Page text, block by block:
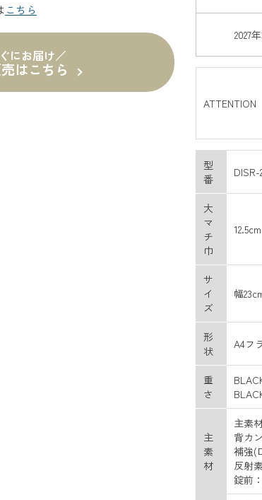
こちら
にお届け／
はこちら
2027
ATTENTION
型
番
DISR-
大
マ
チ
巾
12.5cm
サ
イ
ズ
幅
形
状
A4フ
重
さ
主
素
材
主素
背カ
補強(
反射
錠前